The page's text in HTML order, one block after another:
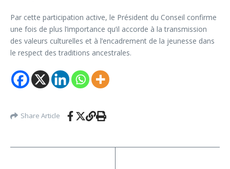
Par cette participation active, le Président du Conseil confirme
une fois de plus l’importance qu’il accorde à la transmission
des valeurs culturelles et à l’encadrement de la jeunesse dans
le respect des traditions ancestrales.
Share Article